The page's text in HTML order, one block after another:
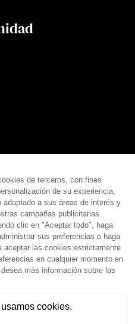
LOS DERECHOS RESERVADOS